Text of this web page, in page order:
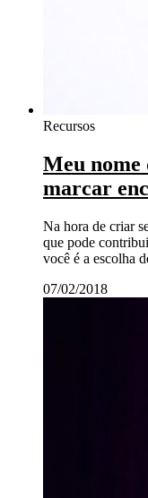
Recursos
Meu nome
marcar
Na hora de criar
que pode
você é a escolha
07/02/2018